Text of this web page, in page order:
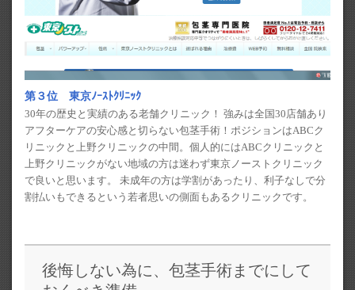
第３位 東京ﾉｰｽﾄｸﾘﾆｯｸ
30年の歴史と実績のある老舗クリニック！ 強みは全国30店舗あり
アフターケアの安心感と切らない包茎手術！ポジションはABCク
リニックと上野クリニックの中間。個人的にはABCクリニックと
上野クリニックがない地域の方は迷わず東京ノーストクリニック
で良いと思います。 未成年の方は学割があったり、利子なしで分
割払いもできるという若者思いの側面もあるクリニックです。
後悔しない為に、包茎手術までにして